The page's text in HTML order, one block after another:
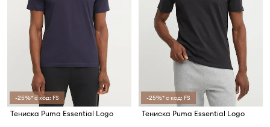
-25%* с код: FS
Тениска Puma Essential Logo
-25%* с код: FS
Тениска Puma Essential Logo